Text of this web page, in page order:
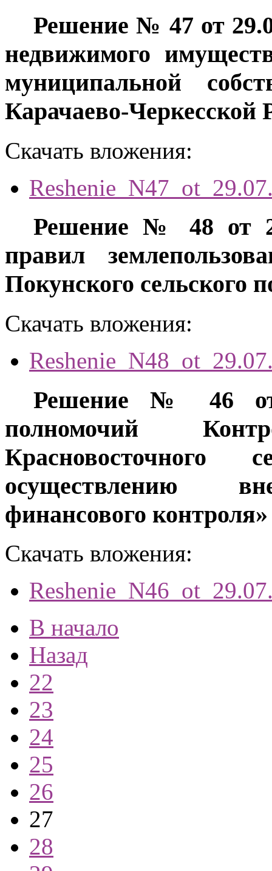
Решение № 47 от
недвижимого
муниципальной
Карачаево-Черкесской
Скачать вложения:
Решение № 48 от
правил
Покунского сельского
Скачать вложения:
Решение № 46 от
полномочий
Красновосточного
осуществлению
финансового контроля»
Скачать вложения:
В начало
Назад
22
23
24
25
26
27
28